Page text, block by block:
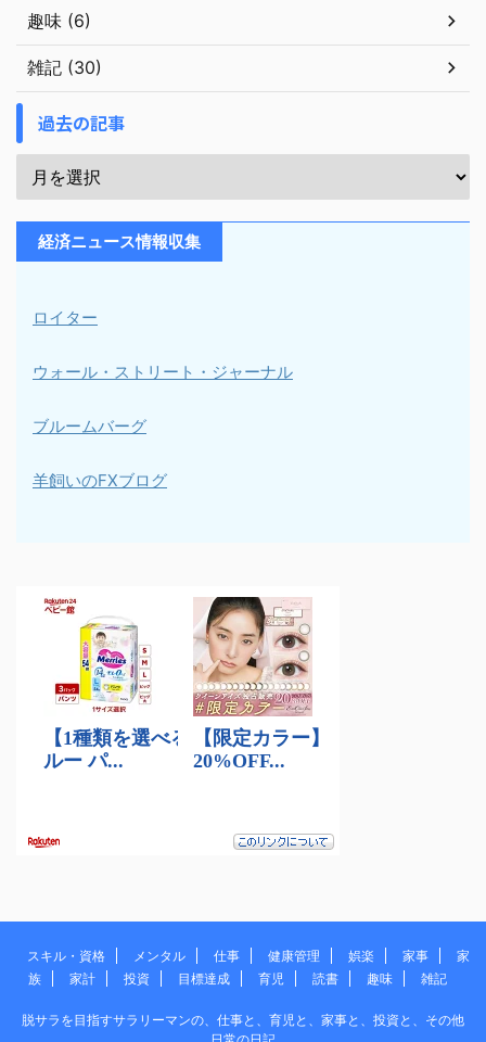
趣味 (6)
雑記 (30)
過去の記事
経済ニュース情報収集
ロイター
ウォール・ストリート・ジャーナル
ブルームバーグ
羊飼いのFXブログ
スキル・資格 メンタル 仕事 健康管理 娯楽 家事
家
族
家計 投資 目標達成 育児 読書 趣味 雑記
脱サラを目指すサラリーマンの、仕事と、育児と、家事と、投資と、その他